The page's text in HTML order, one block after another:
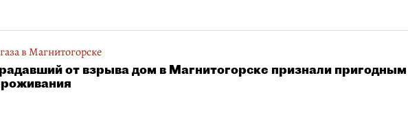
в Магнитогорске
от взрыва дом в Магнитогорске признали пригодным